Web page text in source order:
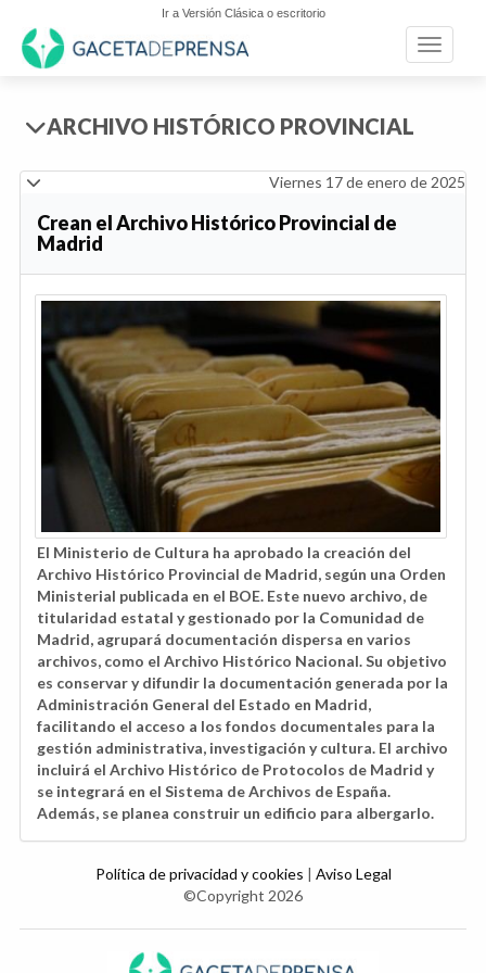
Ir a Versión Clásica o escritorio
Toggle
ARCHIVO HISTÓRICO PROVINCIAL
Viernes 17 de enero de 2025
Crean el Archivo Histórico Provincial de
Madrid
El Ministerio de Cultura ha aprobado la creación del
Archivo Histórico Provincial de Madrid, según una Orden
Ministerial publicada en el BOE. Este nuevo archivo, de
titularidad estatal y gestionado por la Comunidad de
Madrid, agrupará documentación dispersa en varios
archivos, como el Archivo Histórico Nacional. Su objetivo
es conservar y difundir la documentación generada por la
Administración General del Estado en Madrid,
facilitando el acceso a los fondos documentales para la
gestión administrativa, investigación y cultura. El archivo
incluirá el Archivo Histórico de Protocolos de Madrid y
se integrará en el Sistema de Archivos de España.
Además, se planea construir un edificio para albergarlo.
Política de privacidad y cookies | Aviso Legal
©Copyright 2026